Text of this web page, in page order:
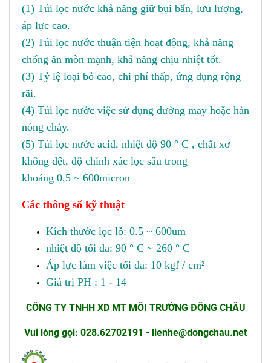
(1) Túi lọc nước khả năng giữ bụi bẩn, lưu lượng,
áp lực cao.
(2) Túi lọc nước thuận tiện hoạt động, khả năng
chống ăn mòn mạnh, khả năng chịu nhiệt tốt.
(3) Tỷ lệ loại bỏ cao, chi phí thấp, ứng dụng rộng
rãi.
(4) Túi lọc nước việc sử dụng đường may hoặc hàn
nóng chảy.
(5) Túi lọc nước acid, nhiệt độ 90 ° C , chất xơ
không dệt, độ chính xác lọc sâu trong
khoảng 0,5 ~ 600micron
Các thông số kỹ thuật
Kích thước lọc lỗ: 0.5 ~ 600um
nhiệt độ tối đa: 90 ° C ~ 260 ° C
Áp lực làm việc tối đa: 10 kgf / cm²
Giá trị PH : 1 - 14
CÔNG TY TNHH XD MT MÔI TRƯỜNG ĐÔNG CHÂU
Vui lòng gọi: 028.62702191 - lienhe@dongchau.net